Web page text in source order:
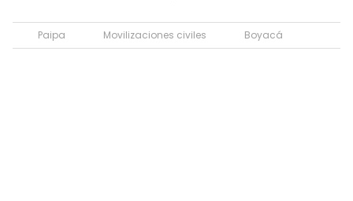
Paipa Movilizaciones civiles Boyacá